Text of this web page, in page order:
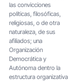
las convicciones
políticas, filosóficas,
religiosas, o de otra
naturaleza, de sus
afiliados; una
Organización
Democrática y
Autónoma dentro la
estructura organizativa